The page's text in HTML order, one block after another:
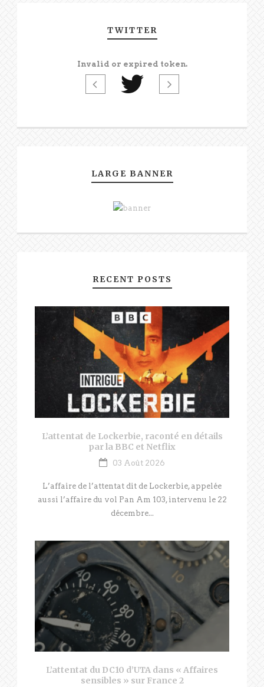
TWITTER
Invalid or expired token.
LARGE BANNER
RECENT POSTS
L’attentat de Lockerbie, raconté en détails
par la BBC et Netflix
03 Août 2026
L’affaire de l’attentat dit de Lockerbie, appelée
aussi l’affaire du vol Pan Am 103, intervenu le 22
décembre...
L’attentat du DC10 d’UTA dans « Affaires
sensibles » sur France 2